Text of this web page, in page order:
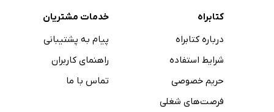
کتابراه
درباره کتابراه
شرایط استفاده
حریم خصوصی
فرصت‌های شغلی
خدمات مشتریان
پیام به پشتیبانی
راهنمای کاربران
تماس با ما